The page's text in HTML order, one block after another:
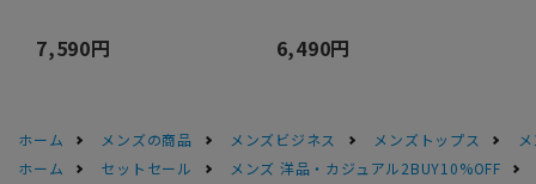
7,590円 6,490円
ホーム メンズの商品 メンズビジネス メンズトップス
ホーム
セットセール
メンズ 洋品・カジュアル2BUY10%OFF